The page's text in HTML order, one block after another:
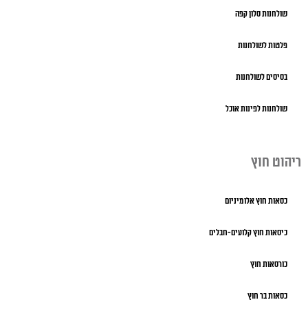
שולחנות סלון קפה
פלטות לשולחנות
בסיסים לשולחנות
שולחנות לפינות אוכל
ריהוט חוץ
כסאות חוץ אלומיניום
כיסאות חוץ קלועים-חבלים
כורסאות חוץ
כסאות בר חוץ